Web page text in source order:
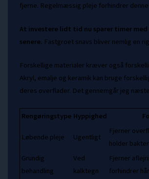
fjerne. Regelmæssig pleje forhindrer
At investere lidt tid nu sparer timer
senere. Fastgroet snavs bliver nemlig en
Forskellige materialer kræver også
Akryl, emalje og keramik kan bruge
deres overflader. Det gennemgår jeg
Rengøringstype Hyppighed
Løbende pleje Ugentligt
Fjerner
holder
Grundig
behandling
Ved
kalktegn
Fjerner
forhindrer